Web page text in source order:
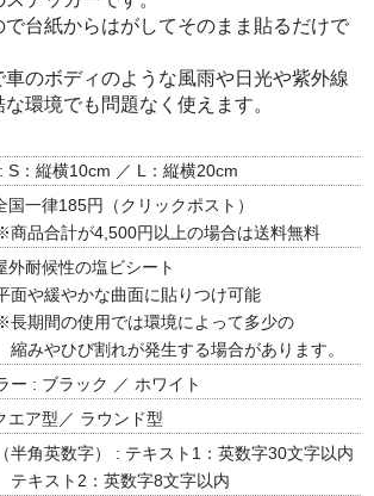
で台紙からはがしてそのまま貼るだけで
のボディのような風雨や日光や紫外線
環境でも問題なく使えます。
S：縦横10cm ／ L：縦横20cm
国一律185円（クリックポスト）
計が4,500円以上の場合は送料無料
外耐候性の塩ビシート
緩やかな曲面に貼りつけ可能
の使用では環境によって多少の
ひび割れが発生する場合があります。
ー : ブラック ／ ホワイト
エア型／ ラウンド型
半角英数字） : テキスト1：英数字30文字以内
ト2：英数字8文字以内